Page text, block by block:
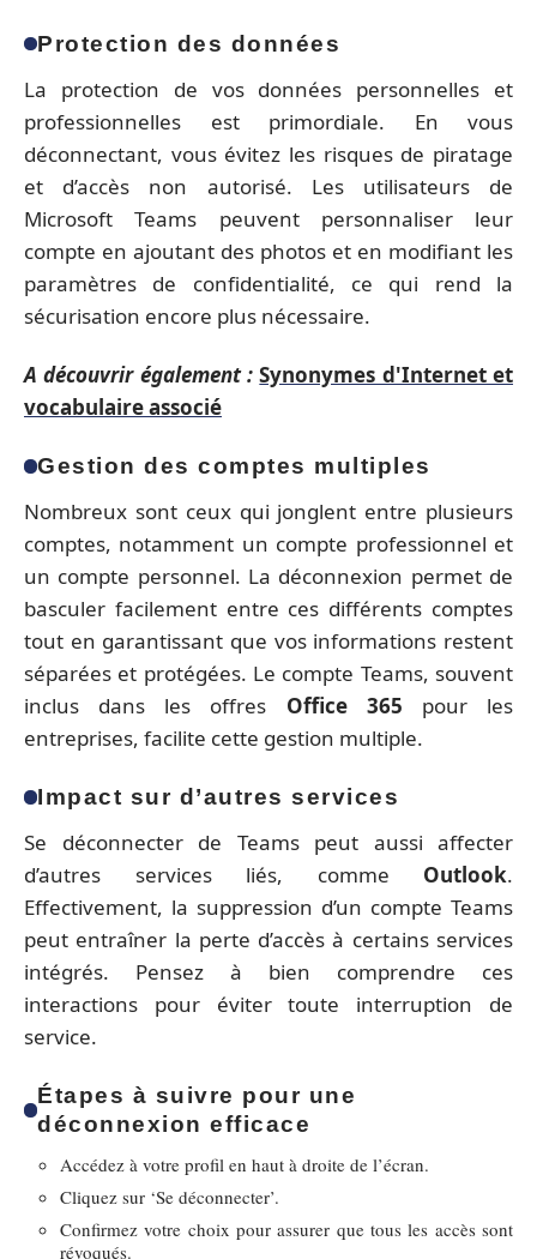
Protection des données
La protection de vos données personnelles et
professionnelles est primordiale. En vous
déconnectant, vous évitez les risques de piratage
et d’accès non autorisé. Les utilisateurs de
Microsoft Teams peuvent personnaliser leur
compte en ajoutant des photos et en modifiant les
paramètres de confidentialité, ce qui rend la
sécurisation encore plus nécessaire.
A découvrir également : Synonymes d'Internet et
vocabulaire associé
Gestion des comptes multiples
Nombreux sont ceux qui jonglent entre plusieurs
comptes, notamment un compte professionnel et
un compte personnel. La déconnexion permet de
basculer facilement entre ces différents comptes
tout en garantissant que vos informations restent
séparées et protégées. Le compte Teams, souvent
inclus dans les offres Office 365 pour les
entreprises, facilite cette gestion multiple.
Impact sur d’autres services
Se déconnecter de Teams peut aussi affecter
d’autres services liés, comme Outlook.
Effectivement, la suppression d’un compte Teams
peut entraîner la perte d’accès à certains services
intégrés. Pensez à bien comprendre ces
interactions pour éviter toute interruption de
service.
Étapes à suivre pour une
déconnexion efficace
Accédez à votre profil en haut à droite de l’écran.
Cliquez sur ‘Se déconnecter’.
Confirmez votre choix pour assurer que tous les accès sont
révoqués.